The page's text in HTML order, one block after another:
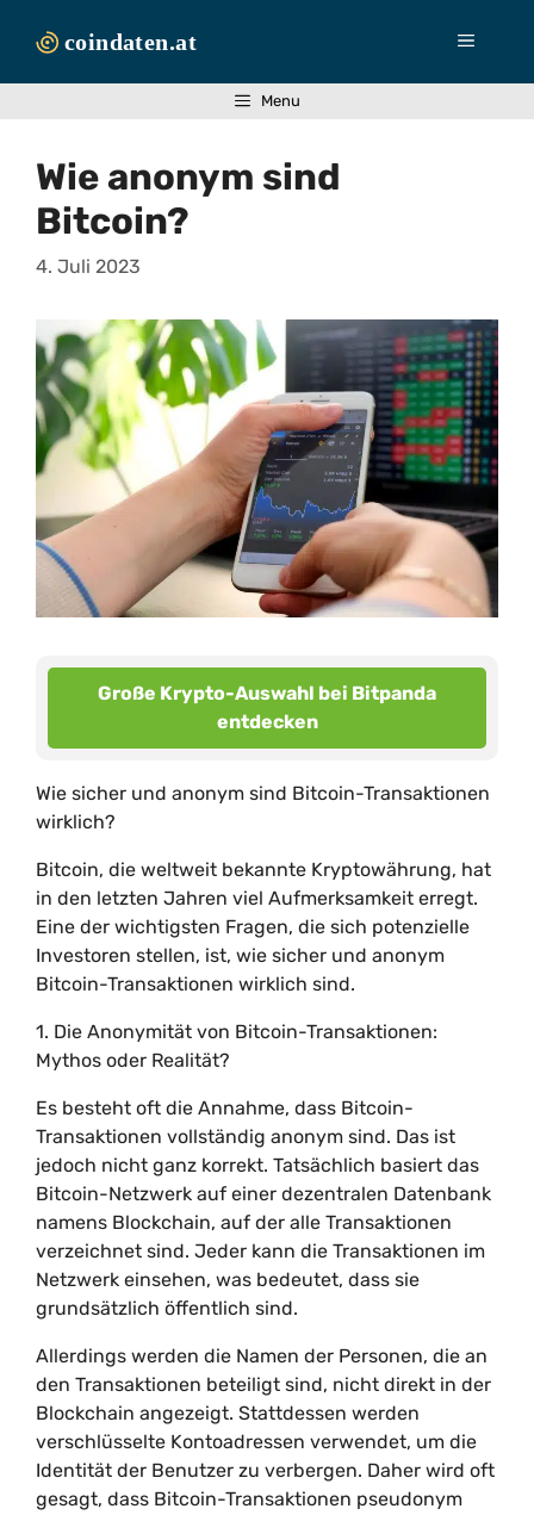
Inhalt
Menü
Menu
Wie anonym sind
Bitcoin?
4. Juli 2023
Große Krypto-Auswahl bei Bitpanda
entdecken
Wie sicher und anonym sind Bitcoin-Transaktionen
wirklich?
Bitcoin, die weltweit bekannte Kryptowährung, hat
in den letzten Jahren viel Aufmerksamkeit erregt.
Eine der wichtigsten Fragen, die sich potenzielle
Investoren stellen, ist, wie sicher und anonym
Bitcoin-Transaktionen wirklich sind.
1. Die Anonymität von Bitcoin-Transaktionen:
Mythos oder Realität?
Es besteht oft die Annahme, dass Bitcoin-
Transaktionen vollständig anonym sind. Das ist
jedoch nicht ganz korrekt. Tatsächlich basiert das
Bitcoin-Netzwerk auf einer dezentralen Datenbank
namens Blockchain, auf der alle Transaktionen
verzeichnet sind. Jeder kann die Transaktionen im
Netzwerk einsehen, was bedeutet, dass sie
grundsätzlich öffentlich sind.
Allerdings werden die Namen der Personen, die an
den Transaktionen beteiligt sind, nicht direkt in der
Blockchain angezeigt. Stattdessen werden
verschlüsselte Kontoadressen verwendet, um die
Identität der Benutzer zu verbergen. Daher wird oft
gesagt, dass Bitcoin-Transaktionen pseudonym